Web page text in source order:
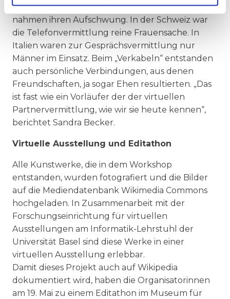
Neue Berufsbilder wie die Telefonfräulein
nahmen ihren Aufschwung. In der Schweiz war
die Telefonvermittlung reine Frauensache. In
Italien waren zur Gesprächsvermittlung nur
Männer im Einsatz. Beim „Verkabeln“ entstanden
auch persönliche Verbindungen, aus denen
Freundschaften, ja sogar Ehen resultierten. „Das
ist fast wie ein Vorläufer der der virtuellen
Partnervermittlung, wie wir sie heute kennen“,
berichtet Sandra Becker.
Virtuelle Ausstellung und Editathon
Alle Kunstwerke, die in dem Workshop
entstanden, wurden fotografiert und die Bilder
auf die Mediendatenbank Wikimedia Commons
hochgeladen. In Zusammenarbeit mit der
Forschungseinrichtung für virtuellen
Ausstellungen am Informatik-Lehrstuhl der
Universität Basel sind diese Werke in einer
virtuellen Ausstellung erlebbar.
Damit dieses Projekt auch auf Wikipedia
dokumentiert wird, haben die Organisatorinnen
am 19. Mai zu einem Editathon im Museum für